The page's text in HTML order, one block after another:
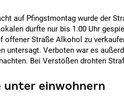
auf Pfingstmontag wurde der
durfte nur bis 1.00 Uhr
offener Straße Alkohol zu
untersagt. Verboten war es
Bei Verstößen drohten
einwohnern